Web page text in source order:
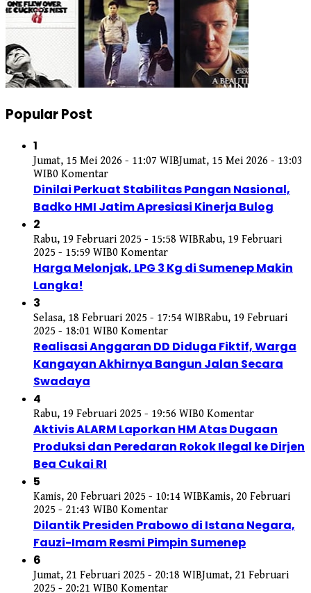
Popular Post
1
Jumat, 15 Mei 2026 - 11:07 WIBJumat, 15 Mei 2026 - 13:03
WIB0 Komentar
Dinilai Perkuat Stabilitas Pangan Nasional,
Badko HMI Jatim Apresiasi Kinerja Bulog
2
Rabu, 19 Februari 2025 - 15:58 WIBRabu, 19 Februari
2025 - 15:59 WIB0 Komentar
Harga Melonjak, LPG 3 Kg di Sumenep Makin
Langka!
3
Selasa, 18 Februari 2025 - 17:54 WIBRabu, 19 Februari
2025 - 18:01 WIB0 Komentar
Realisasi Anggaran DD Diduga Fiktif, Warga
Kangayan Akhirnya Bangun Jalan Secara
Swadaya
4
Rabu, 19 Februari 2025 - 19:56 WIB0 Komentar
Aktivis ALARM Laporkan HM Atas Dugaan
Produksi dan Peredaran Rokok Ilegal ke Dirjen
Bea Cukai RI
5
Kamis, 20 Februari 2025 - 10:14 WIBKamis, 20 Februari
2025 - 21:43 WIB0 Komentar
Dilantik Presiden Prabowo di Istana Negara,
Fauzi-Imam Resmi Pimpin Sumenep
6
Jumat, 21 Februari 2025 - 20:18 WIBJumat, 21 Februari
2025 - 20:21 WIB0 Komentar